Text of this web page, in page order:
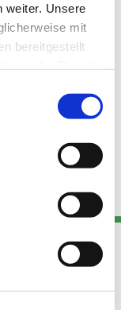
weiter. Unsere
mit
bereitgestellt
Links